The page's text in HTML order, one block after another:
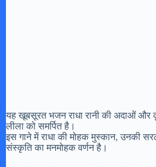
यह खूबसूरत भजन राधा रानी की अदाओं और
लीला को समर्पित है।
इस गाने में राधा की मोहक मुस्कान, उनकी
संस्कृति का मनमोहक वर्णन है।